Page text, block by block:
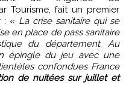
Tourisme, fait un premier
: « La crise sanitaire qui se
en place de pass sanitaire
du département. Au
épingle du jeu avec une
confondues France
de nuitées sur juillet et